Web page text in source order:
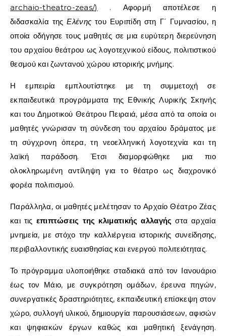
archaio-theatro-zeas/)
. Αφορμή αποτέλεσε η
διδασκαλία τηςΕλένης του Ευριπίδη στη Γ΄ Γυμνασίου, η
οποία οδήγησε τους μαθητές σε μια ευρύτερη διερεύνηση
του αρχαίου θεάτρου ως λογοτεχνικού είδους, πολιτιστικού
θεσμού και ζωντανού χώρου ιστορικής μνήμης.
Η εμπειρία εμπλουτίστηκε με τη συμμετοχή σε
εκπαιδευτικά προγράμματα της Εθνικής Λυρικής Σκηνής
και του Δημοτικού Θεάτρου Πειραιά, μέσα από τα οποία οι
μαθητές γνώρισαν τη σύνδεση του αρχαίου δράματος με
τη σύγχρονη όπερα, τη νεοελληνική λογοτεχνία και τη
λαϊκή παράδοση. Έτσι διαμορφώθηκε μια πιο
ολοκληρωμένη αντίληψη για το θέατρο ως διαχρονικό
φορέα πολιτισμού.
Παράλληλα, οι μαθητές μελέτησαν το Αρχαίο Θέατρο Ζέας
και τις επιπτώσεις της κλιματικής αλλαγής στα αρχαία
μνημεία, με στόχο την καλλιέργεια ιστορικής συνείδησης,
περιβαλλοντικής ευαισθησίας και ενεργού πολιτειότητας.
Το πρόγραμμα υλοποιήθηκε σταδιακά από τον Ιανουάριο
έως τον Μάιο, με συγκρότηση ομάδων, έρευνα πηγών,
συνεργατικές δραστηριότητες, εκπαιδευτική επίσκεψη στον
χώρο, συλλογή υλικού, δημιουργία παρουσιάσεων, αφισών
και ψηφιακών έργων καθώς και μαθητική ξενάγηση.